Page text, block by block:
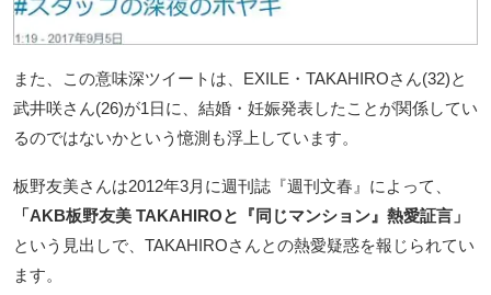
また、この意味深ツイートは、EXILE・TAKAHIROさん(32)と
武井咲さん(26)が1日に、結婚・妊娠発表したことが関係してい
るのではないかという憶測も浮上しています。
板野友美さんは2012年3月に週刊誌『週刊文春』によって、
「AKB板野友美 TAKAHIROと『同じマンション』熱愛証言」
という見出しで、TAKAHIROさんとの熱愛疑惑を報じられてい
ます。